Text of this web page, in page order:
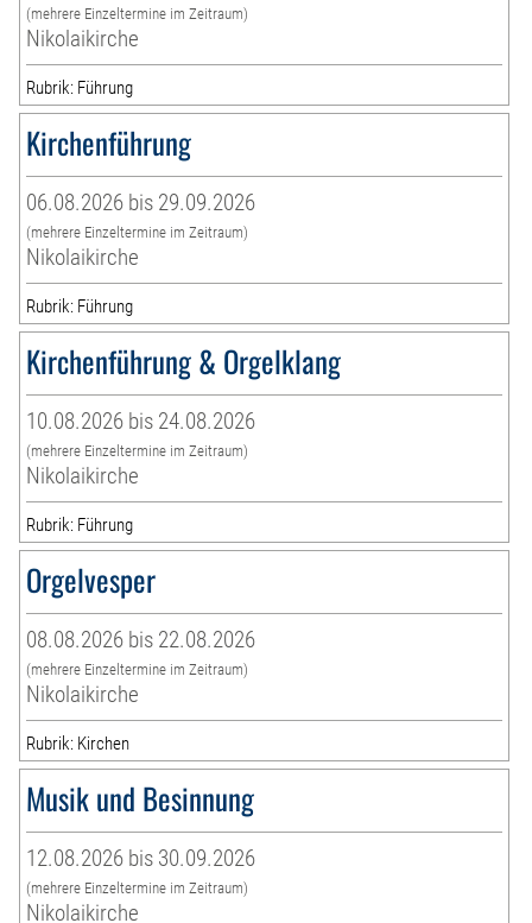
(mehrere Einzeltermine im Zeitraum)
Nikolaikirche
Rubrik: Führung
Kirchenführung
06.08.2026 bis 29.09.2026
(mehrere Einzeltermine im Zeitraum)
Nikolaikirche
Rubrik: Führung
Kirchenführung & Orgelklang
10.08.2026 bis 24.08.2026
(mehrere Einzeltermine im Zeitraum)
Nikolaikirche
Rubrik: Führung
Orgelvesper
08.08.2026 bis 22.08.2026
(mehrere Einzeltermine im Zeitraum)
Nikolaikirche
Rubrik: Kirchen
Musik und Besinnung
12.08.2026 bis 30.09.2026
(mehrere Einzeltermine im Zeitraum)
Nikolaikirche